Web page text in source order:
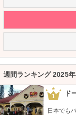
週間ランキング 2025
1 ド
日本でも